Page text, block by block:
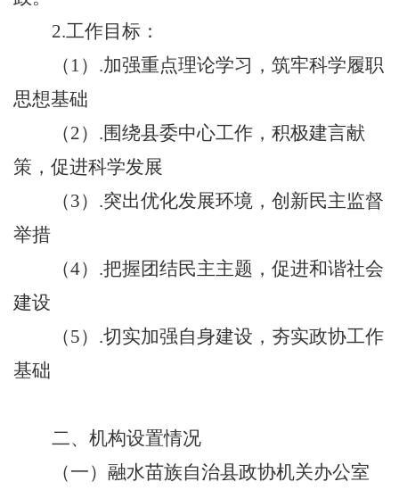
2.工作目标：
（ 1）.加强重点理论学习，筑牢科学履职
思想基础
（2）.围绕县委中心工作，积极建言献
策，促进科学发展
（3） .突出优化发展环境，创新民主监督
举措
（4）.把握团结民主主题，促进和谐社会
建设
（5）.切实加强自身建设，夯实政协工作
基础
二、机构设置情况
（一） 融水苗族自治县政协机关办公室